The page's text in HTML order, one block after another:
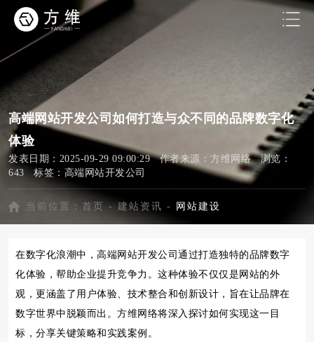
高端网站开发公司如何打造与众不同的品牌数字化
体验
发表日期：2025-09-29 09:00:29 作者来源：方维网络 浏览：
643 标签： 高端网站开发公司
当前位置： 首页 - 建站资讯 - 网站建设
在数字化浪潮中，高端网站开发公司通过打造独特的品牌数字
化体验，帮助企业提升竞争力。这种体验不仅仅是网站的外
观，更涵盖了用户体验、技术整合和创新设计，旨在让品牌在
数字世界中脱颖而出。方维网络将深入探讨如何实现这一目
标，分享关键策略和实践案例。